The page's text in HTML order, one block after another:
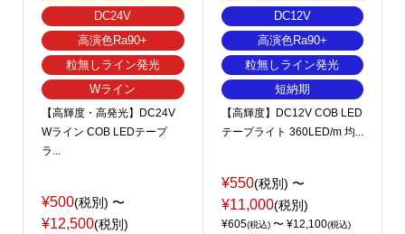
DC24V
高演色Ra90+
粒無しライン発光
Wライン
【高輝度・高発光】DC24V
Wライン COB LEDテープ
ラ...
¥500(税別) 〜
¥12,500(税別)
DC12V
高演色Ra90+
粒無しライン発光
短納期
【高輝度】DC12V COB LED
テープライト 360LED/m 均...
¥550(税別) 〜
¥11,000(税別)
¥605(税込)〜 ¥12,100(税込)